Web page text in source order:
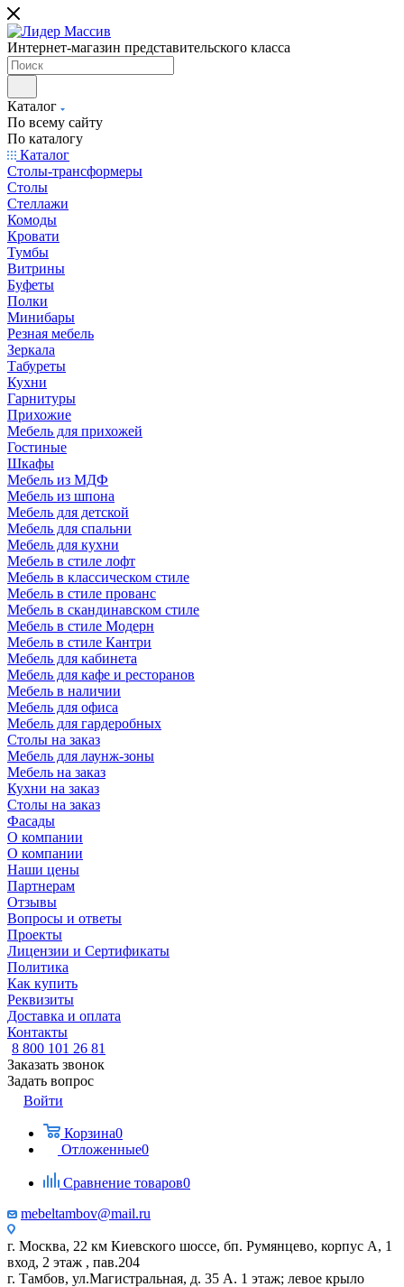
Интернет-магазин представительского класса
Каталог
По всему сайту
По каталогу
Каталог
Столы-трансформеры
Столы
Стеллажи
Комоды
Кровати
Тумбы
Витрины
Буфеты
Полки
Минибары
Резная мебель
Зеркала
Табуреты
Кухни
Гарнитуры
Прихожие
Мебель для прихожей
Гостиные
Шкафы
Мебель из МДФ
Мебель из шпона
Мебель для детской
Мебель для спальни
Мебель для кухни
Мебель в стиле лофт
Мебель в классическом стиле
Мебель в стиле прованс
Мебель в скандинавском стиле
Мебель в стиле Модерн
Мебель в стиле Кантри
Мебель для кабинета
Мебель для кафе и ресторанов
Мебель в наличии
Мебель для офиса
Мебель для гардеробных
Столы на заказ
Мебель для лаунж-зоны
Мебель на заказ
Кухни на заказ
Столы на заказ
Фасады
О компании
О компании
Наши цены
Партнерам
Отзывы
Вопросы и ответы
Проекты
Лицензии и Сертификаты
Политика
Как купить
Реквизиты
Доставка и оплата
Контакты
8 800 101 26 81
Заказать звонок
Задать вопрос
Войти
Корзина0
Отложенные0
Сравнение товаров0
mebeltambov@mail.ru
г. Москва, 22 км Киевского шоссе, бп. Румянцево, корпус А, 1
вход, 2 этаж , пав.204
г. Тамбов, ул.Магистральная, д. 35 А. 1 этаж; левое крыло